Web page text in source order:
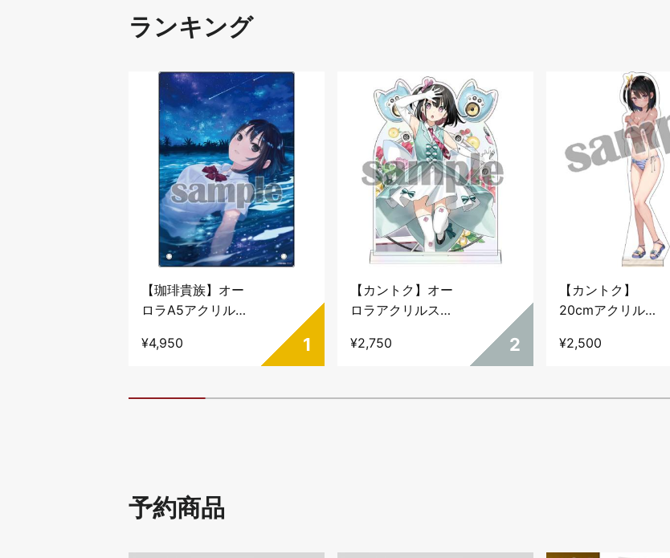
ランキング
【珈琲貴族】オー
ロラA5アクリル
LIGHT☆彡
¥4,950 1
【カントク】オー
ロラアクリルスタ
ずく
¥2,750 2
【カントク】
20cmアクリルス
惑しずく
¥2,500
予約商品